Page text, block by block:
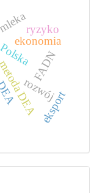
Polska
DEA
ekonomia
FADN
eksport
rozwój
ryzyko